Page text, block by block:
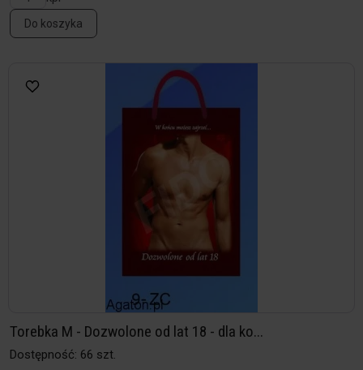
Do koszyka
Torebka M - Dozwolone od lat 18 - dla ko...
Dostępność: 66 szt.